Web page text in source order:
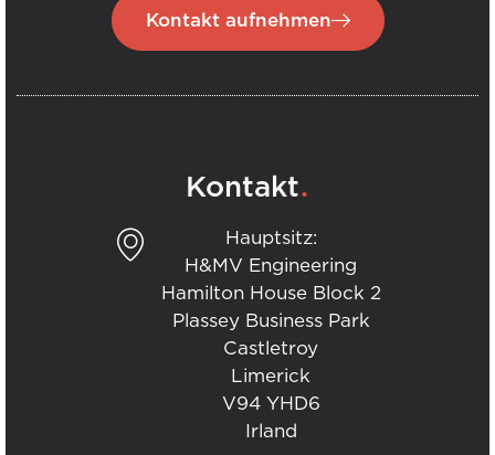
Kontakt aufnehmen
Kontakt.
Hauptsitz:
H&MV Engineering
Hamilton House Block 2
Plassey Business Park
Castletroy
Limerick
V94 YHD6
Irland